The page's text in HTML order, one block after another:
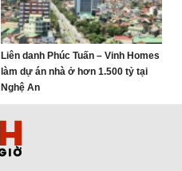
Liên danh Phúc Tuấn – Vinh Homes
làm dự án nhà ở hơn 1.500 tỷ tại
Nghệ An